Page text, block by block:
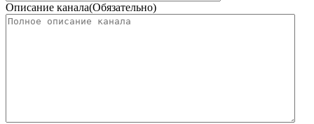
Описание канала(Обязательно)